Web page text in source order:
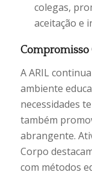
colegas,
aceitação e
Compromisso
A ARIL
ambiente
necessidades
também
abrangente.
Corpo
com métodos